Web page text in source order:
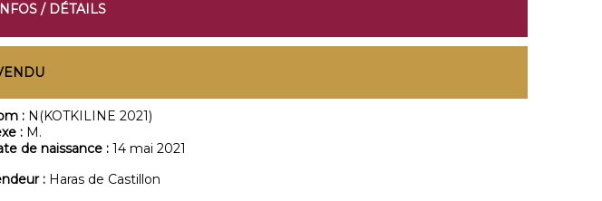
/ DÉTAILS
: N(KOTKILINE 2021)
: M.
de naissance : 14 mai 2021
: Haras de Castillon